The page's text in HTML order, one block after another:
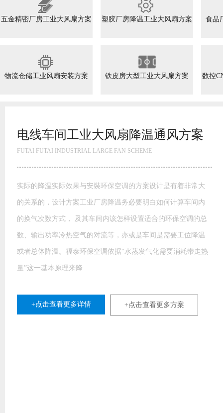
五金精密厂房工业大风扇方案 塑胶厂房降温工业大风扇方案 食品
物流仓储工业风扇安装方案 铁皮房大型工业大风扇方案 数控
电线车间工业大风扇降温通风方案
FUTAI FUTAI INDUSTRIAL LARGE FAN SCHEME
实际的降温实际效果与安裝环保空调的方案设计是有着非常大
的关系的，设计方案工业厂房降温务必要明白如何计算车间内
的换气次数方式， 及其车间内该怎样设置适合的环保空调的总
数、输出功率冷热空气的对流等，亦或是车间是需要工位降温
或者总体降温。福泰环保空调依据“水蒸发气化需要消耗带走热
量”这一基本原理来降
+点击查看更多详情 +点击查看更多方案